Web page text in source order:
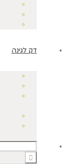
דק לגינה